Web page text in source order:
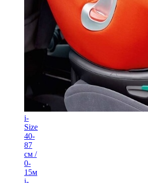
i-
Size
40-
87
см /
0-
15м
i-